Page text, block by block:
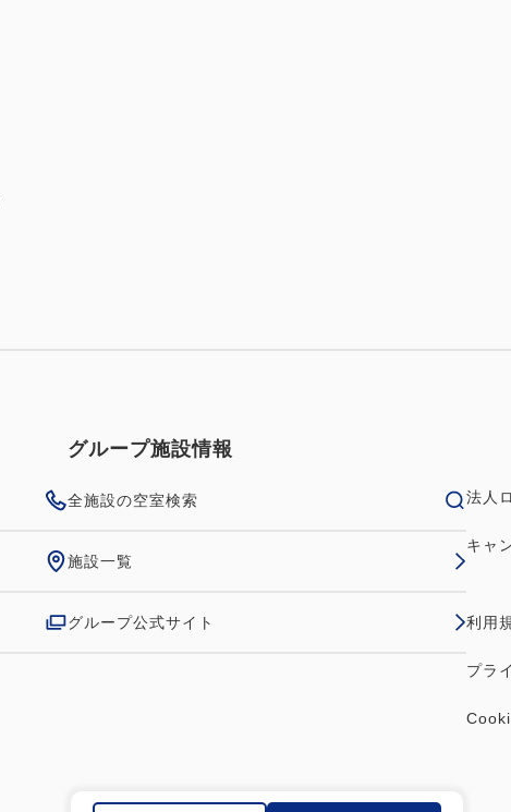
グループ施設情報
全施設の空室検索
施設一覧
グループ公式サイト
法人
キャ
利用
プラ